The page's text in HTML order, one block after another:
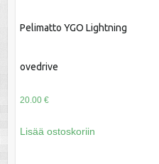
Pelimatto YGO Lightning
ovedrive
20.00 €
Lisää ostoskoriin